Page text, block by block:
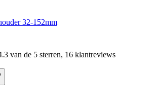
32-152mm
van de 5 sterren, 16 klantreviews